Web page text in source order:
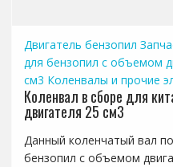
Двигатель бензопил
для бензопил с объемом
см3 Коленвалы и прочие
Коленвал в сборе для
двигателя 25 см3
Данный коленчатый вал
бензопил с объемом